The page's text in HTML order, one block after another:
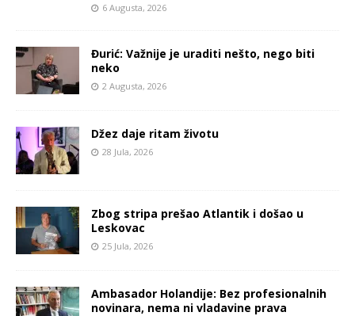
6 Augusta, 2026
Đurić: Važnije je uraditi nešto, nego biti
neko
2 Augusta, 2026
Džez daje ritam životu
28 Jula, 2026
Zbog stripa prešao Atlantik i došao u
Leskovac
25 Jula, 2026
Ambasador Holandije: Bez profesionalnih
novinara, nema ni vladavine prava